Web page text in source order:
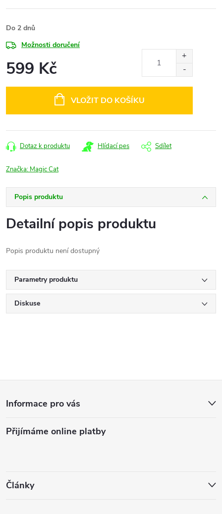
Do 2 dnů
Možnosti doručení
599 Kč
VLOŽIT DO KOŠÍKU
Dotaz k produktu Hlídací pes Sdílet
Značka: Magic Cat
Popis produktu
Detailní popis produktu
Popis produktu není dostupný
Parametry produktu
Diskuse
p
Informace pro vás
Přijímáme online platby
Články